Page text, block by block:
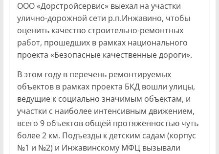
ООО «Дорстройсервис» выехал на участки
улично-дорожной сети р.п.Инжавино, чтобы
оценить качество строительно-ремонтных
работ, прошедших в рамках национального
проекта «Безопасные качественные дороги».
В этом году в перечень ремонтируемых
объектов в рамках проекта БКД вошли улицы,
ведущие к социально значимым объектам, и
участки с наиболее интенсивным движением,
всего 9 объектов общей протяженностью чуть
более 2 км. Подъезды к детским садам (корпус
№1 и №2) и Инжавинскому МФЦ вызывали